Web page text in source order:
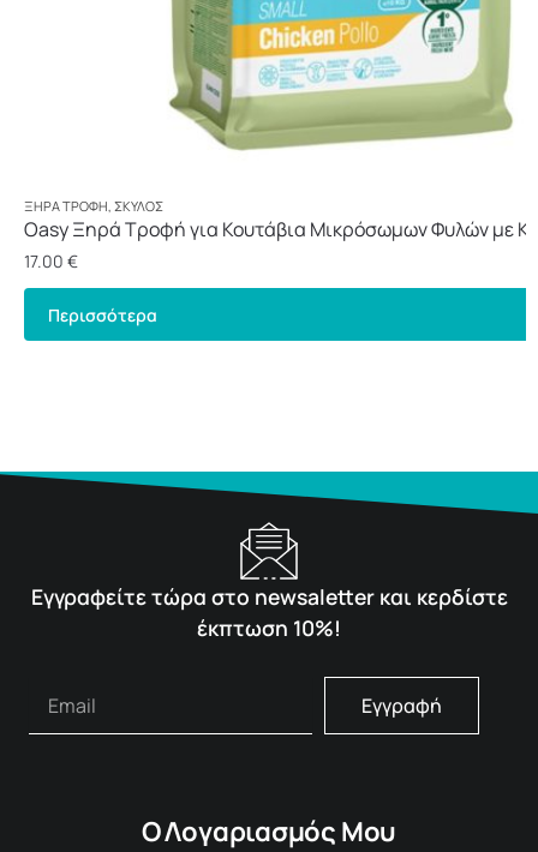
ΞΗΡΆ ΤΡΟΦΉ, ΣΚΎΛΟΣ
Oasy Ξηρά Τροφή για Κουτάβια Μικρόσωμων Φυλών με
17.00 €
Περισσότερα
Εγγραφείτε τώρα στο newsaletter και κερδίστε
έκπτωση 10%!
Εγγραφή
Ο Λογαριασμός Μου